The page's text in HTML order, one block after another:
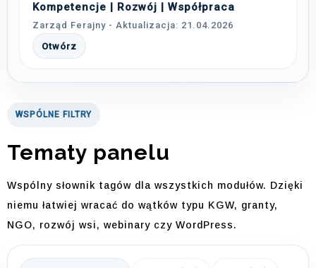
Kompetencje | Rozwój | Współpraca
Zarząd Ferajny - Aktualizacja: 21.04.2026
Otwórz
WSPÓLNE FILTRY
Tematy panelu
Wspólny słownik tagów dla wszystkich modułów. Dzięki
niemu łatwiej wracać do wątków typu KGW, granty,
NGO, rozwój wsi, webinary czy WordPress.